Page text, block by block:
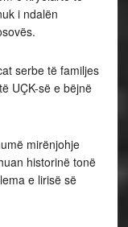
i ndalën
serbe të familjes
UÇK-së e bëjnë
mirënjohje
historinë tonë
e lirisë së